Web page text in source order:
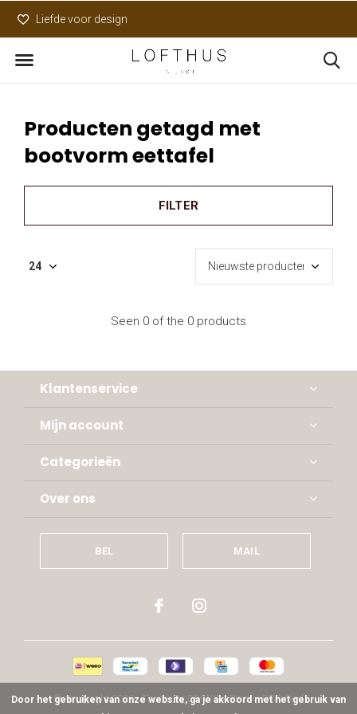
Liefde voor design
Producten getagd met
bootvorm eettafel
FILTER
Seen 0 of the 0 products
Klantenservice
Mijn account
Categorieën
Over ons
BEL MAIL
© Copyright2026- Theme ByDMWSxPlus+ -RSS-feed
Door het gebruiken van onze website, ga je akkoord met het gebruik van